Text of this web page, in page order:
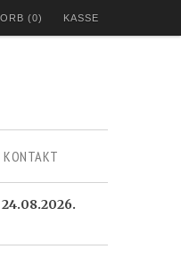
(0) KASSE
KONTAKT